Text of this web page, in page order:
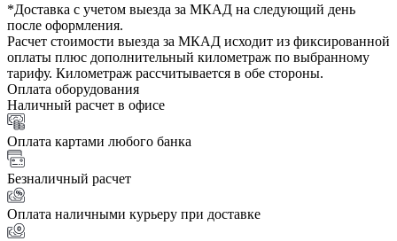
*Доставка с учетом выезда за МКАД на следующий день
после оформления.
Расчет стоимости выезда за МКАД исходит из фиксированной
оплаты плюс дополнительный километраж по выбранному
тарифу. Километраж рассчитывается в обе стороны.
Оплата оборудования
Наличный расчет в офисе
Оплата картами любого банка
Безналичный расчет
Оплата наличными курьеру при доставке